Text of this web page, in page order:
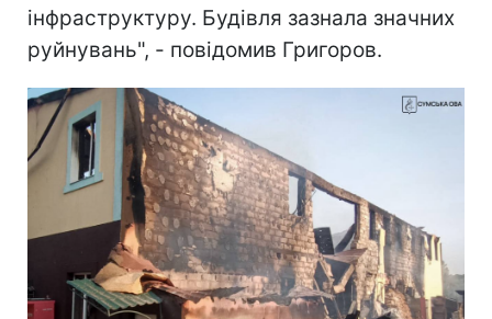
інфраструктуру. Будівля зазнала значних
руйнувань", - повідомив Григоров.